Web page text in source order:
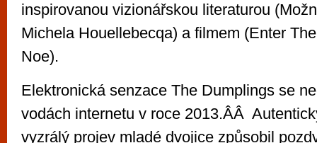
inspirovanou vizionářskou literaturou
Michela Houellebecqa) a filmem (Enter
Noe).
Elektronická senzace The Dumplings se
vodách internetu v roce 2013.ÂÂ
vyzrálý projev mladé dvojice způsobil